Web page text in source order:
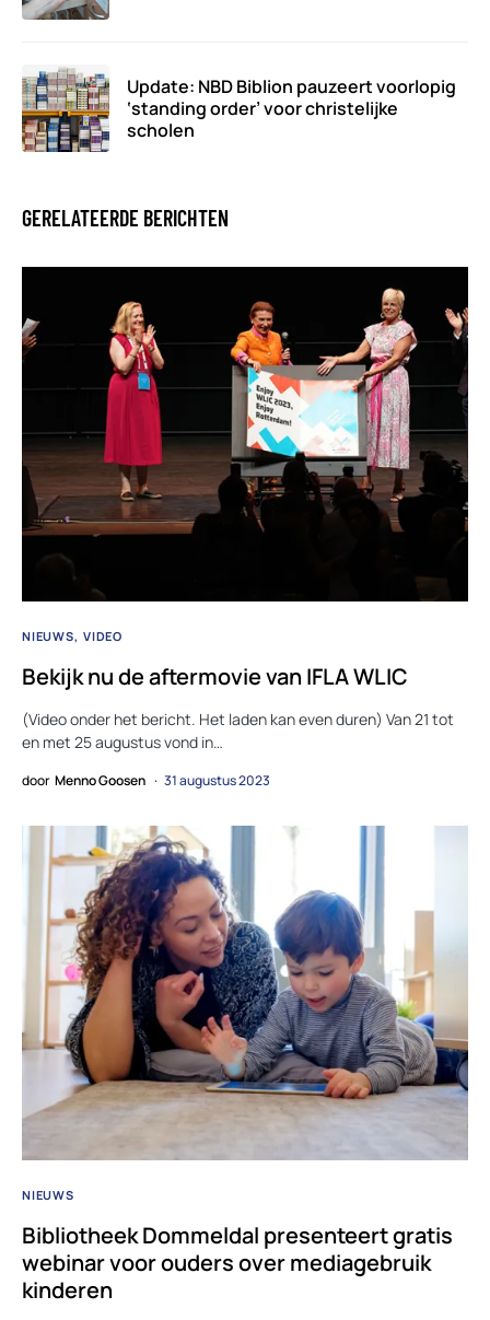
Update: NBD Biblion pauzeert voorlopig
‘standing order’ voor christelijke
scholen
GERELATEERDE BERICHTEN
NIEUWS VIDEO
Bekijk nu de aftermovie van IFLA WLIC
(Video onder het bericht. Het laden kan even duren) Van 21 tot
en met 25 augustus vond in…
door Menno Goosen 31 augustus 2023
NIEUWS
Bibliotheek Dommeldal presenteert gratis
webinar voor ouders over mediagebruik
kinderen